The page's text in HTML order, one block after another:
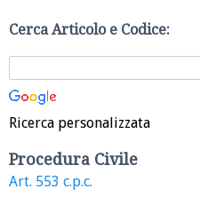
Cerca Articolo e Codice:
Ricerca personalizzata
Procedura Civile
Art. 553 c.p.c.